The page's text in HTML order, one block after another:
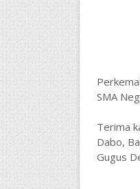
SMA
Terima
Dabo,
Gugus